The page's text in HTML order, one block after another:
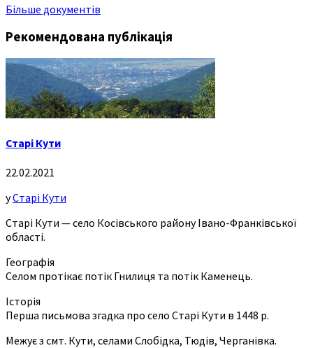
Більше документів
Рекомендована публікація
Старі Кути
22.02.2021
уСтарі Кути
Старі Кути — село Косівського району Івано-Франківської
області.
Географія
Селом протікає потік Гнилиця та потік Каменець.
Історія
Перша письмова згадка про село Старі Кути в 1448 р.
Межує з смт. Кути, селами Слобідка, Тюдів, Черганівка.